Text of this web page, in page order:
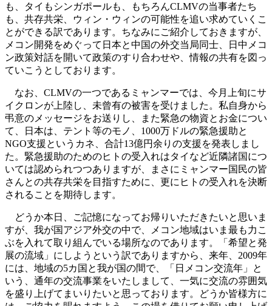
も、タイもシンガポールも、もちろんCLMVの当事者たち
も、共存共栄、ウィン・ウィンの可能性を追い求めていくこ
とができる訳であります。ちなみにご紹介しておきますが、
メコン開発をめぐって日本と中国の外交当局同士、日中メコ
ン政策対話を開いて政策のすり合わせや、情報の共有を図っ
ていこうとしております。
なお、CLMVの一つであるミャンマーでは、今月上旬にサ
イクロンが上陸し、未曾有の被害を受けました。私自身から
弔意のメッセージをお送りし、また緊急の物資とお金につい
て、日本は、テント等のモノ、1000万ドルの緊急援助と
NGO支援というカネ、合計13億円余りの支援を発表しまし
た。緊急援助のためのヒトの受入れはタイなど近隣諸国につ
いては認められつつありますが、まさにミャンマー国民の皆
さんとの共存共栄を目指すために、更にヒトの受入れを決断
されることを期待します。
どうか本日、ご記憶になってお帰りいただきたいと思いま
すが、我が国アジア外交の中で、メコン地域はいま最も力こ
ぶを入れて取り組んでいる場所なのであります。「希望と発
展の流域」にしようという訳でありますから、来年、2009年
には、地域の5カ国と我が国の間で、「日メコン交流年」と
いう、通年の交流事業をいたしまして、一気に交流の雰囲気
を盛り上げてまいりたいと思っております。どうか皆様方に